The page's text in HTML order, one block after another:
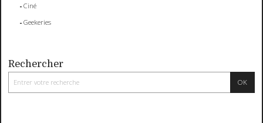
Ciné
Geekeries
Rechercher